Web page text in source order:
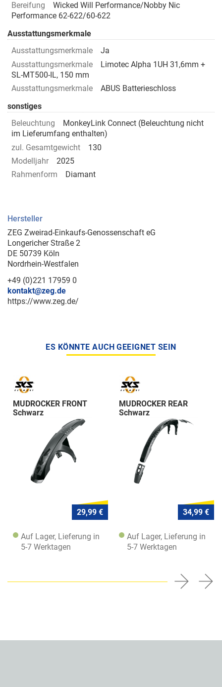
Bereifung
Wicked Will Performance/Nobby Nic
Performance 62-622/60-622
Ausstattungsmerkmale
Ausstattungsmerkmale
Ja
Ausstattungsmerkmale
Limotec Alpha 1UH 31,6mm +
SL-MT500-IL, 150 mm
Ausstattungsmerkmale
ABUS Batterieschloss
sonstiges
Beleuchtung
MonkeyLink Connect (Beleuchtung nicht
im Lieferumfang enthalten)
zul. Gesamtgewicht
130
Modelljahr
2025
Rahmenform
Diamant
Hersteller
ZEG Zweirad-Einkaufs-Genossenschaft eG
Longericher Straße 2
DE 50739 Köln
Nordrhein-Westfalen
+49 (0)221 17959 0
kontakt@zeg.de
https://www.zeg.de/
ES KÖNNTE AUCH GEEIGNET SEIN
MUDROCKER FRONT
Schwarz
29,99 €
Auf Lager, Lieferung in
5-7 Werktagen
MUDROCKER REAR
Schwarz
34,99 €
Auf Lager, Lieferung in
5-7 Werktagen